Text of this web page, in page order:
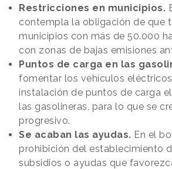
Restricciones en municipios.
contempla la obligación de que
municipios con más de 50.000
con zonas de bajas emisiones
Puntos de carga en las
fomentar los vehículos
instalación de puntos de carga
las gasolineras, para lo que se
progresivo.
Se acaban las ayudas. En el
prohibición del establecimiento
subsidios o ayudas que